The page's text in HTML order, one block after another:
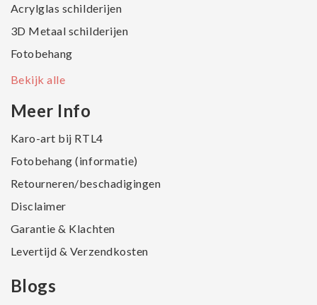
Acrylglas schilderijen
3D Metaal schilderijen
Fotobehang
Bekijk alle
Meer Info
Karo-art bij RTL4
Fotobehang (informatie)
Retourneren/beschadigingen
Disclaimer
Garantie & Klachten
Levertijd & Verzendkosten
Blogs